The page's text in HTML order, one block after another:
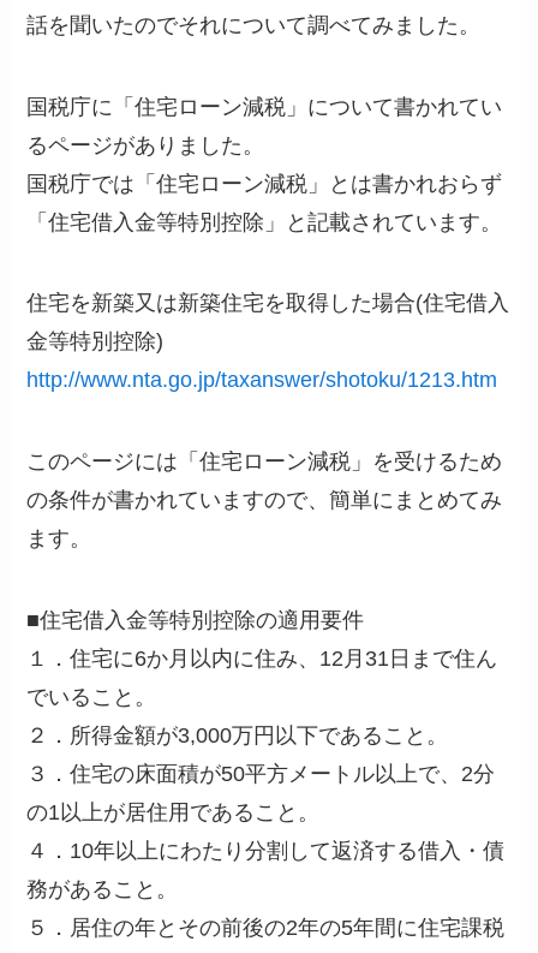
話を聞いたのでそれについて調べてみました。
国税庁に「住宅ローン減税」について書かれてい
るページがありました。
国税庁では「住宅ローン減税」とは書かれおらず
「住宅借入金等特別控除」と記載されています。
住宅を新築又は新築住宅を取得した場合(住宅借入
金等特別控除)
http://www.nta.go.jp/taxanswer/shotoku/1213.htm
このページには「住宅ローン減税」を受けるため
の条件が書かれていますので、簡単にまとめてみ
ます。
■住宅借入金等特別控除の適用要件
１．住宅に6か月以内に住み、12月31日まで住ん
でいること。
２．所得金額が3,000万円以下であること。
３．住宅の床面積が50平方メートル以上で、2分
の1以上が居住用であること。
４．10年以上にわたり分割して返済する借入・債
務があること。
５．居住の年とその前後の2年の5年間に住宅課税